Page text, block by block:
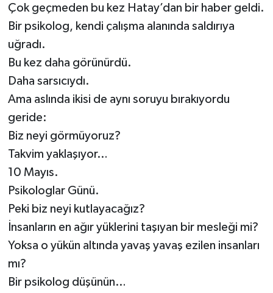
Çok geçmeden bu kez Hatay’dan bir haber geldi.
Bir psikolog, kendi çalışma alanında saldırıya
uğradı.
Bu kez daha görünürdü.
Daha sarsıcıydı.
Ama aslında ikisi de aynı soruyu bırakıyordu
geride:
Biz neyi görmüyoruz?
Takvim yaklaşıyor…
10 Mayıs.
Psikologlar Günü.
Peki biz neyi kutlayacağız?
İnsanların en ağır yüklerini taşıyan bir mesleği mi?
Yoksa o yükün altında yavaş yavaş ezilen insanları
mı?
Bir psikolog düşünün…
Resmi İlanlar
Sağlık
Sinemalar
Siyaset
Spor
Teknoloji
Türkiye
Video Haber